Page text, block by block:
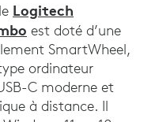
Logitech
est doté d’une
SmartWheel,
ordinateur
C moderne et
à distance. Il